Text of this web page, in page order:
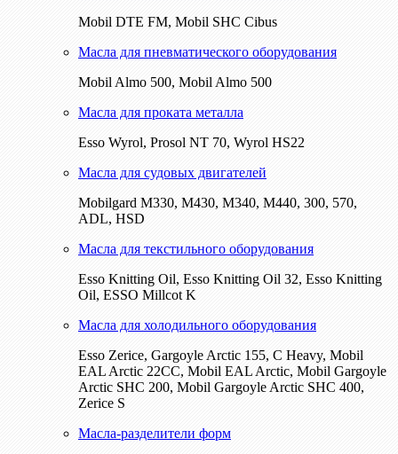
Mobil DTE FM, Mobil SHC Cibus
Масла для пневматического оборудования
Mobil Almo 500, Mobil Almo 500
Масла для проката металла
Esso Wyrol, Prosol NT 70, Wyrol HS22
Масла для судовых двигателей
Mobilgard M330, M430, M340, M440, 300, 570,
ADL, HSD
Масла для текстильного оборудования
Esso Knitting Oil, Esso Knitting Oil 32, Esso Knitting
Oil, ESSO Millcot K
Масла для холодильного оборудования
Esso Zerice, Gargoyle Arctic 155, С Heavy, Mobil
EAL Arctic 22CC, Mobil EAL Arctic, Mobil Gargoyle
Arctic SHC 200, Mobil Gargoyle Arctic SHC 400,
Zerice S
Масла-разделители форм